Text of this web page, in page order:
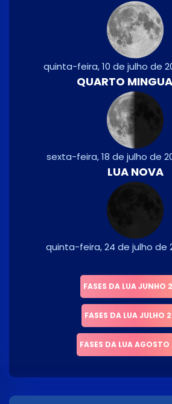
quinta-feira, 10 de julho de
QUARTO
sexta-feira, 18 de julho de
LUA NOVA
quinta-feira, 24 de julho de
FASES DA LUA JUNHO
FASES DA LUA JULHO
FASES DA LUA